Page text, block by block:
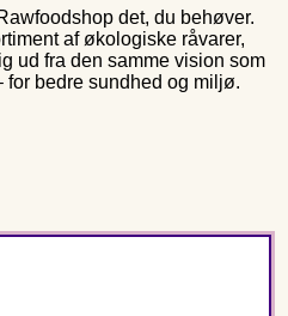
det, du behøver.
af økologiske råvarer,
ud fra den samme vision som
for bedre sundhed og miljø.